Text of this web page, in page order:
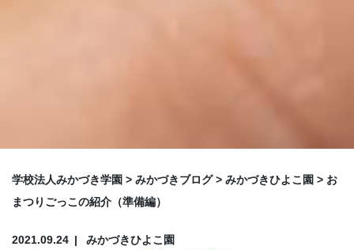
学校法人みかづき学園 > みかづきブログ> みかづきひよこ園 > お
まつりごっこの紹介（準備編）
2021.09.24 みかづきひよこ園